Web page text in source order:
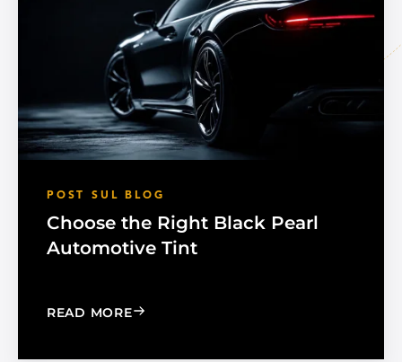
POST SUL BLOG
Choose the Right Black Pearl
Automotive Tint
READ MORE: CHOOSE THE RIGHT BLACK PEARL